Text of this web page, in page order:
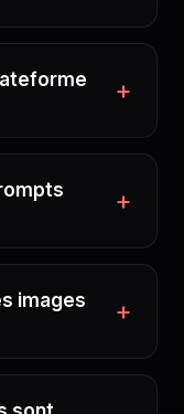
images